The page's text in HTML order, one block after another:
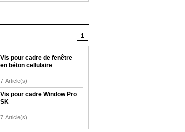
1
Vis pour cadre de fenêtre
en béton cellulaire
7 Article(s)
Vis pour cadre Window Pro
SK
7 Article(s)